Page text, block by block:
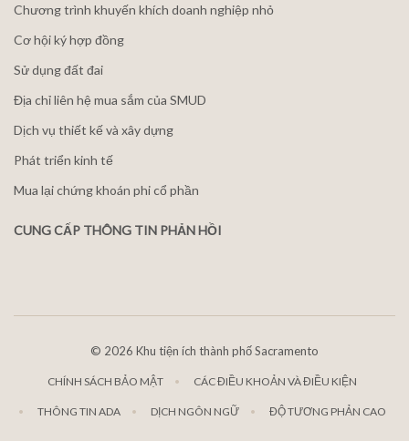
Chương trình khuyến khích doanh nghiệp nhỏ
Cơ hội ký hợp đồng
Sử dụng đất đai
Địa chỉ liên hệ mua sắm của SMUD
Dịch vụ thiết kế và xây dựng
Phát triển kinh tế
Mua lại chứng khoán phi cổ phần
CUNG CẤP THÔNG TIN PHẢN HỒI
© 2026 Khu tiện ích thành phố Sacramento
CHÍNH SÁCH BẢO MẬT CÁC ĐIỀU KHOẢN VÀ ĐIỀU KIỆN
THÔNG TIN ADA DỊCH NGÔN NGỮ ĐỘ TƯƠNG PHẢN CAO